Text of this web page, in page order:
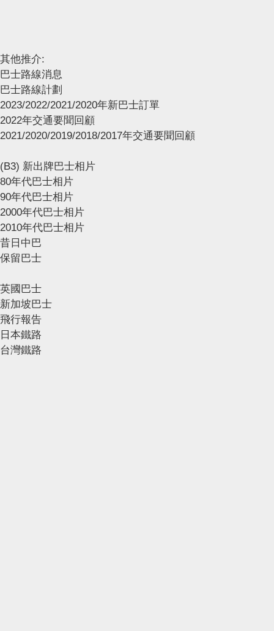
其他推介:
巴士路線消息
巴士路線計劃
2023/2022/2021/2020年新巴士訂單
2022年交通要聞回顧
2021/2020/2019/2018/2017年交通要聞回顧
(B3) 新出牌巴士相片
80年代巴士相片
90年代巴士相片
2000年代巴士相片
2010年代巴士相片
昔日中巴
保留巴士
英國巴士
新加坡巴士
飛行報告
日本鐵路
台灣鐵路